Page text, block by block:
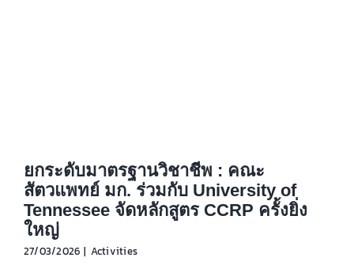
ยกระดับมาตรฐานวิชาชีพ : คณะ
สัตวแพทย์ มก. ร่วมกับ University of
Tennessee จัดหลักสูตร CCRP ครั้งยิ่ง
ใหญ่
27/03/2026 | Activities